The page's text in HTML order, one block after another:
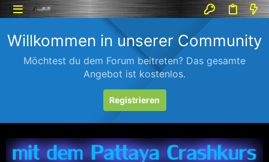
Willkommen in unserer Community
Möchtest du dem Forum beitreten? Das gesamte
Angebot ist kostenlos.
Registrieren